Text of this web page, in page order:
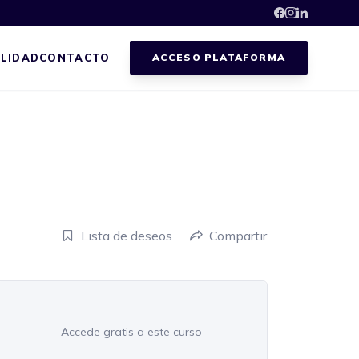
CONTACTO ACCESO PLATAFORMA
Lista de deseos Compartir
Accede gratis a este curso